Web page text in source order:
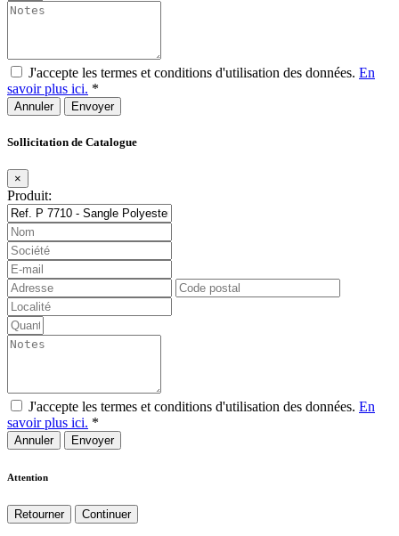
J'accepte les termes et conditions d'utilisation des données. En
savoir plus ici. *
Annuler
Sollicitation de Catalogue
×
Produit:
J'accepte les termes et conditions d'utilisation des données. En
savoir plus ici. *
Annuler
Attention
Retourner Continuer